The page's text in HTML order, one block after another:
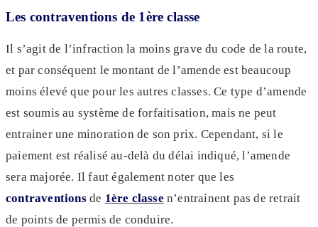
Les contraventions de 1ère classe
Il s’agit de l’infraction la moins grave du code de la route,
et par conséquent le montant de l’amende est beaucoup
moins élevé que pour les autres classes. Ce type d’amende
est soumis au système de forfaitisation, mais ne peut
entrainer une minoration de son prix. Cependant, si le
paiement est réalisé au-delà du délai indiqué, l’amende
sera majorée. Il faut également noter que les
contraventionsde 1ère classe n’entrainent pas de retrait
de points de permis de conduire.